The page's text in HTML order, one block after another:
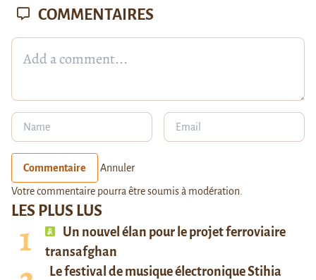
LES PLUS LUS
Un nouvel élan pour le projet ferroviaire
transafghan
Le festival de musique électronique Stihia
COMMENTAIRES
Commentaire Annuler
Votre commentaire pourra être soumis à modération.